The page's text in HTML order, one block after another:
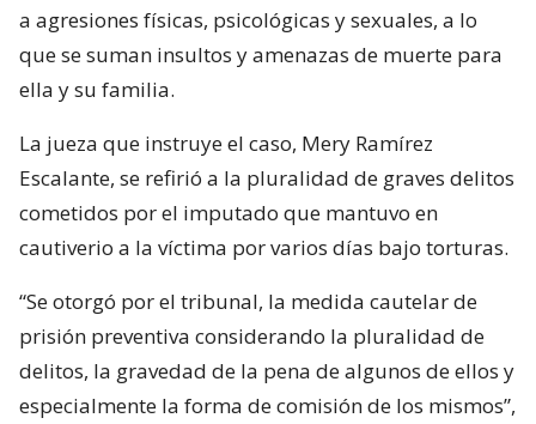
a agresiones físicas, psicológicas y sexuales, a lo
que se suman insultos y amenazas de muerte para
ella y su familia.
La jueza que instruye el caso, Mery Ramírez
Escalante, se refirió a la pluralidad de graves delitos
cometidos por el imputado que mantuvo en
cautiverio a la víctima por varios días bajo torturas.
“Se otorgó por el tribunal, la medida cautelar de
prisión preventiva considerando la pluralidad de
delitos, la gravedad de la pena de algunos de ellos y
especialmente la forma de comisión de los mismos”,